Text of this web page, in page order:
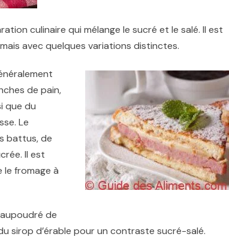
culinaire qui mélange le sucré et le salé. Il est
avec quelques variations distinctes.
de pain,
que du
Le
battus, de
Il est
le fromage à
de
sirop d’érable pour un contraste sucré-salé.